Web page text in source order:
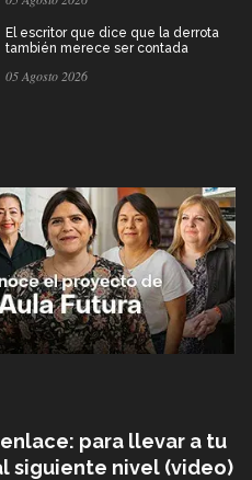
El escritor que dice que la derrota
también merece ser contada
05 Agosto 2026
para llevar a tu
siguiente nivel (video)